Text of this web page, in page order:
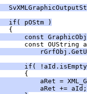
if( pOStm )
const
if(
aRet =
aRet += aId;